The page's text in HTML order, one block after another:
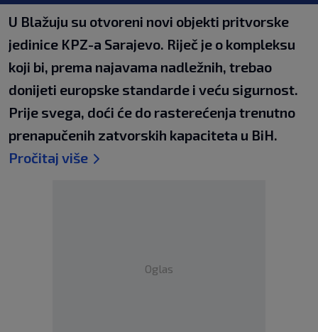
U Blažuju su otvoreni novi objekti pritvorske
jedinice KPZ-a Sarajevo. Riječ je o kompleksu
koji bi, prema najavama nadležnih, trebao
donijeti europske standarde i veću sigurnost.
Prije svega, doći će do rasterećenja trenutno
prenapučenih zatvorskih kapaciteta u BiH.
Pročitaj više
Oglas